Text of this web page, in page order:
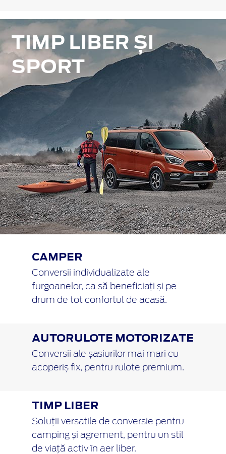
TIMP LIBER ȘI
SPORT
CAMPER
Conversii individualizate ale
furgoanelor, ca să beneficiați și pe
drum de tot confortul de acasă.
AUTORULOTE MOTORIZATE
Conversii ale șasiurilor mai mari cu
acoperiș fix, pentru rulote premium.
TIMP LIBER
Soluții versatile de conversie pentru
camping și agrement, pentru un stil
de viață activ în aer liber.